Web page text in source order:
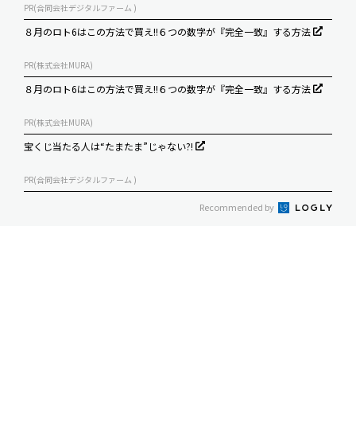
PR(合同会社デジタルファーム )
８月のロト6はこの方法で買え!!６つの数字が『完全一致』する方法
PR(株式会社MURA)
８月のロト6はこの方法で買え!!６つの数字が『完全一致』する方法
PR(株式会社MURA)
宝くじ当たる人は“たまたま”じゃない?!
PR(合同会社デジタルファーム )
Recommended by